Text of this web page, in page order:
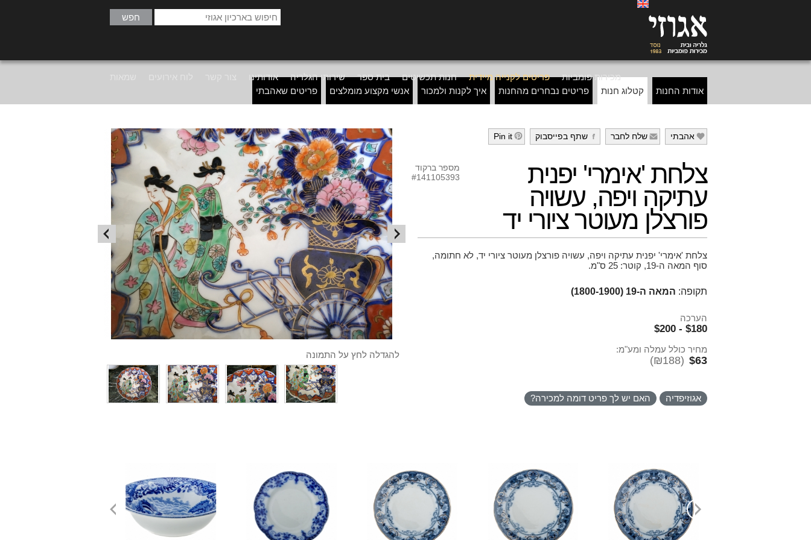
מכירות פומביות פריטים לקנייה מיידית חנות תכשיטים בית ספר שירותי הגלריה אודותינו
אודות החנות
קטלוג חנות פריטים נבחרים מהחנות איך לקנות ולמכור אנשי מקצוע מומלצים פריטים שאהבתי
e אהבתי f שלח לחבר g שתף בפייסבוק h
Pin it
צלחת 'אימרי' יפנית
עתיקה ויפה, עשויה
פורצלן מעוטר ציורי יד
מספר ברקוד
#141105393
צלחת 'אימרי' יפנית עתיקה ויפה, עשויה פורצלן מעוטר ציורי יד, לא חתומה,
סוף המאה ה-19, קוטר: 25 ס"מ.
תקופה: המאה ה-19 (1800-1900)
הערכה
$180 - $200
מחיר כולל עמלה ומע"מ:
$63
(₪188)
אגוזיפדיה האם יש לך פריט דומה למכירה?
להגדלה לחץ על התמונה